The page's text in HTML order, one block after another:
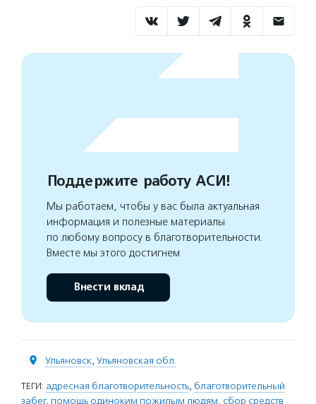
Поддержите работу АСИ!
Мы работаем, чтобы у вас была актуальная
информация и полезные материалы
по любому вопросу в благотворительности.
Вместе мы этого достигнем
Внести вклад
Ульяновск, Ульяновская обл.
ТЕГИ: адресная благотворительность, благотворительный
забег, помощь одиноким пожилым людям, сбор средств